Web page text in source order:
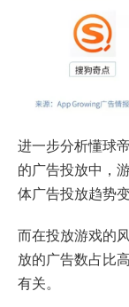
进一步分析懂球
的广告投放中，
体广告投放趋势
而在投放游戏的
放的广告数占比
有关。